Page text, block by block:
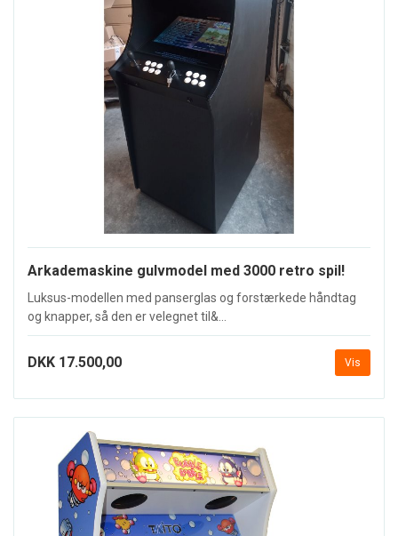
Arkademaskine gulvmodel med 3000 retro spil!
Luksus-modellen med panserglas og forstærkede håndtag
og knapper, så den er velegnet til&...
DKK 17.500,00 Vis